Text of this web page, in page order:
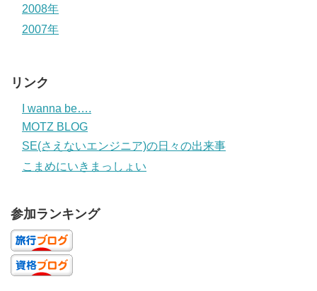
2008年
2007年
リンク
I wanna be….
MOTZ BLOG
SE(さえないエンジニア)の日々の出来事
こまめにいきまっしょい
参加ランキング